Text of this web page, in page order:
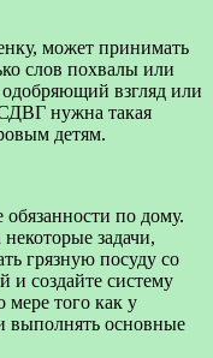
может принимать
слов похвалы или
взгляд или
нужна такая
детям.
по дому.
задачи,
грязную посуду со
и создайте систему
того как у
выполнять основные